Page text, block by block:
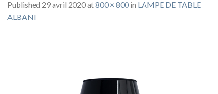
Published 29 avril 2020at800 × 800 in LAMPE DE TABLE
ALBANI